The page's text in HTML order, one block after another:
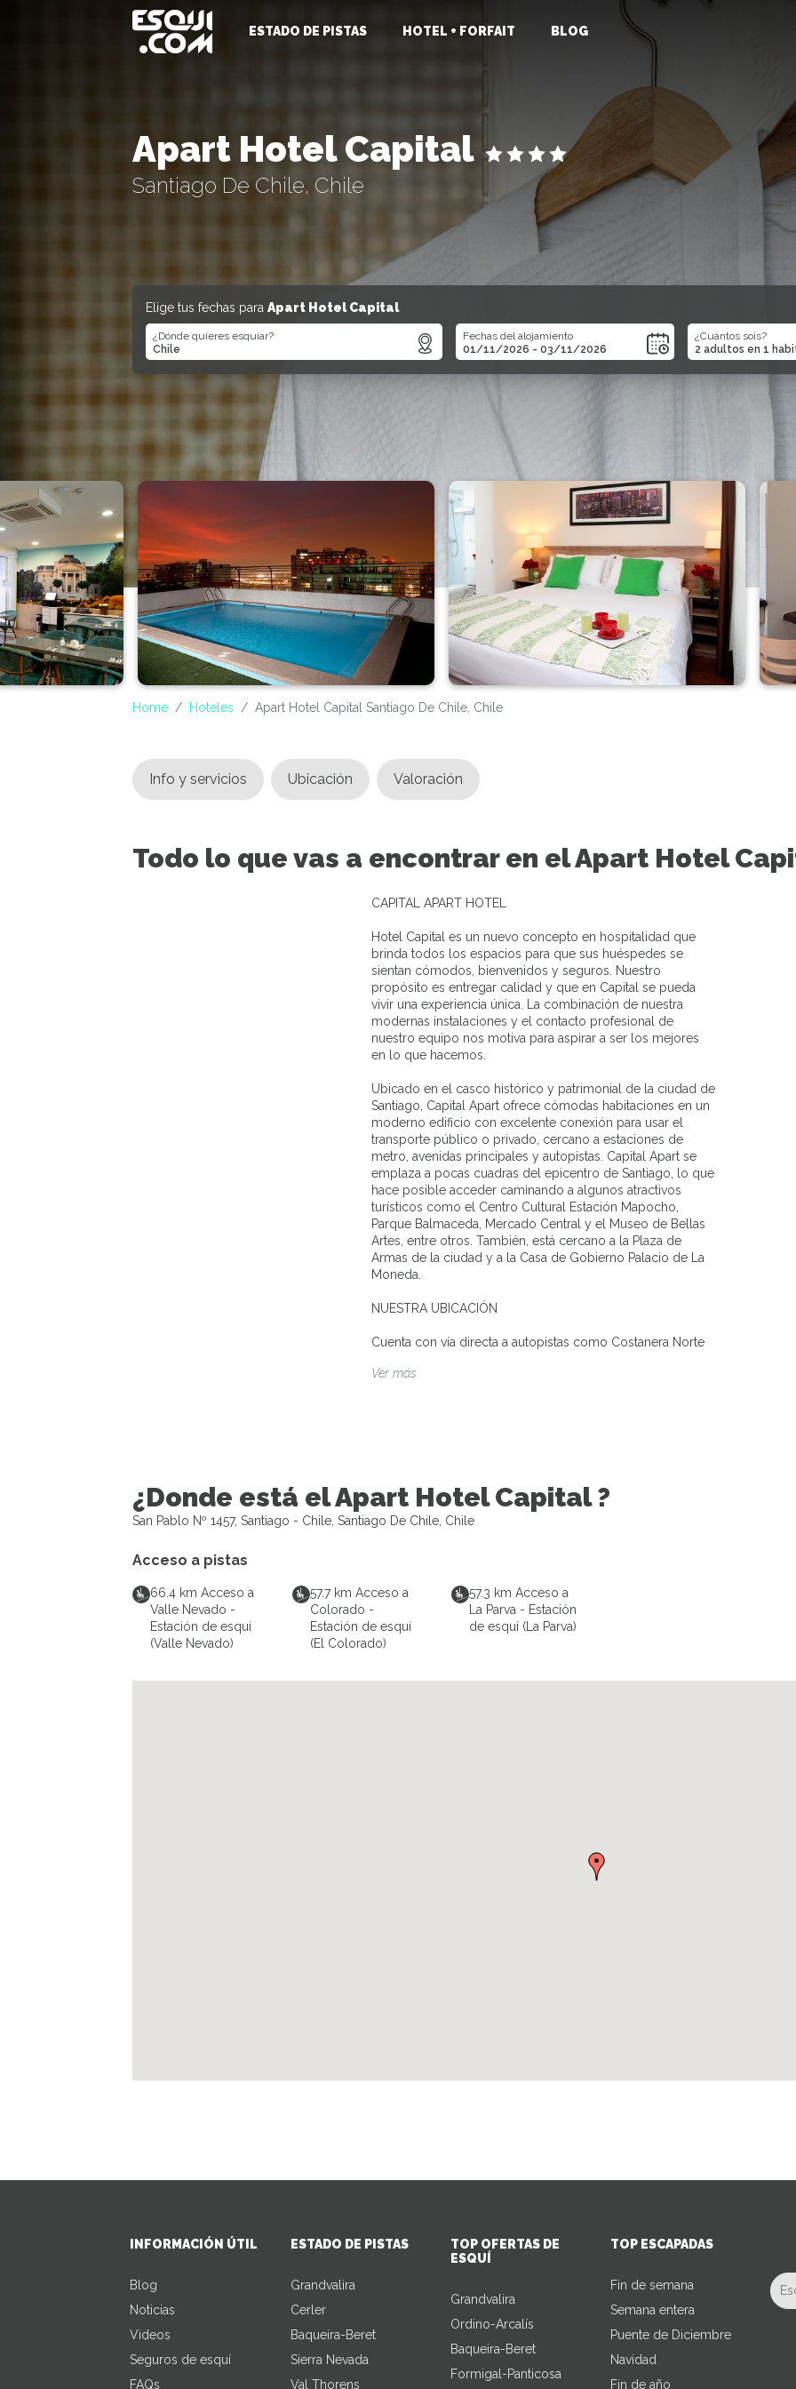
ESTADO DE PISTAS HOTEL + FORFAIT BLOG
Apart Hotel Capital
Santiago De Chile, Chile
Elige tus fechas paraApart Hotel Capital
¿Dónde quieres esquiar? Fechas del alojamiento ¿Cuántos sois?
Home Hoteles Apart Hotel Capital Santiago De Chile, Chile
Info y servicios Ubicación Valoración
Todo lo que vas a encontrar en el Apart Hotel
CAPITAL APART HOTEL
Hotel Capital es un nuevo concepto en hospitalidad que
brinda todos los espacios para que sus huéspedes se
sientan cómodos, bienvenidos y seguros. Nuestro
propósito es entregar calidad y que en Capital se pueda
vivir una experiencia única. La combinación de nuestra
modernas instalaciones y el contacto profesional de
nuestro equipo nos motiva para aspirar a ser los mejores
en lo que hacemos.
Ubicado en el casco histórico y patrimonial de la ciudad de
Santiago, Capital Apart ofrece cómodas habitaciones en un
moderno edificio con excelente conexión para usar el
transporte público o privado, cercano a estaciones de
metro, avenidas principales y autopistas. Capital Apart se
emplaza a pocas cuadras del epicentro de Santiago, lo que
hace posible acceder caminando a algunos atractivos
turísticos como el Centro Cultural Estación Mapocho,
Parque Balmaceda, Mercado Central y el Museo de Bellas
Artes, entre otros. También, está cercano a la Plaza de
Armas de la ciudad y a la Casa de Gobierno Palacio de La
Moneda.
NUESTRA UBICACIÓN
Cuenta con vía directa a autopistas como Costanera Norte
Ver más
¿Donde está el Apart Hotel Capital ?
San Pablo Nº 1457, Santiago - Chile, Santiago De Chile, Chile
Acceso a pistas
66.4 km Acceso a
Valle Nevado -
Estación de esquí
(Valle Nevado)
57.7 km Acceso a
Colorado -
Estación de esquí
(El Colorado)
57.3 km Acceso a
La Parva - Estación
de esquí (La Parva)
INFORMACIÓN ÚTIL
Blog
Noticias
Videos
Seguros de esquí
FAQs
ESTADO DE PISTAS
Grandvalira
Cerler
Baqueira-Beret
Sierra Nevada
Val Thorens
TOP OFERTAS DE
ESQUÍ
Grandvalira
Ordino-Arcalís
Baqueira-Beret
Formigal-Panticosa
TOP ESCAPADAS
Fin de semana
Semana entera
Puente de Diciembre
Navidad
Fin de año